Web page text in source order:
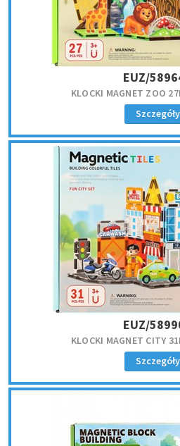
EUZ/
KLOCKI MAGNET ZOO
Szczegóły
EUZ/
KLOCKI MAGNET CITY
Szczegóły